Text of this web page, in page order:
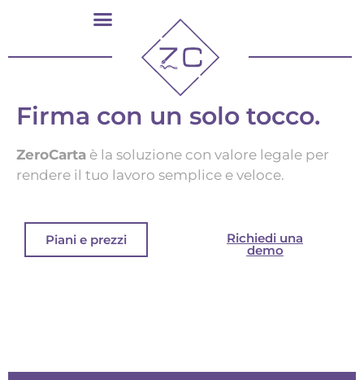
Firma con un solo tocco.
ZeroCarta è la soluzione con valore legale per
rendere il tuo lavoro semplice e veloce.
Piani e prezzi Richiedi una
demo